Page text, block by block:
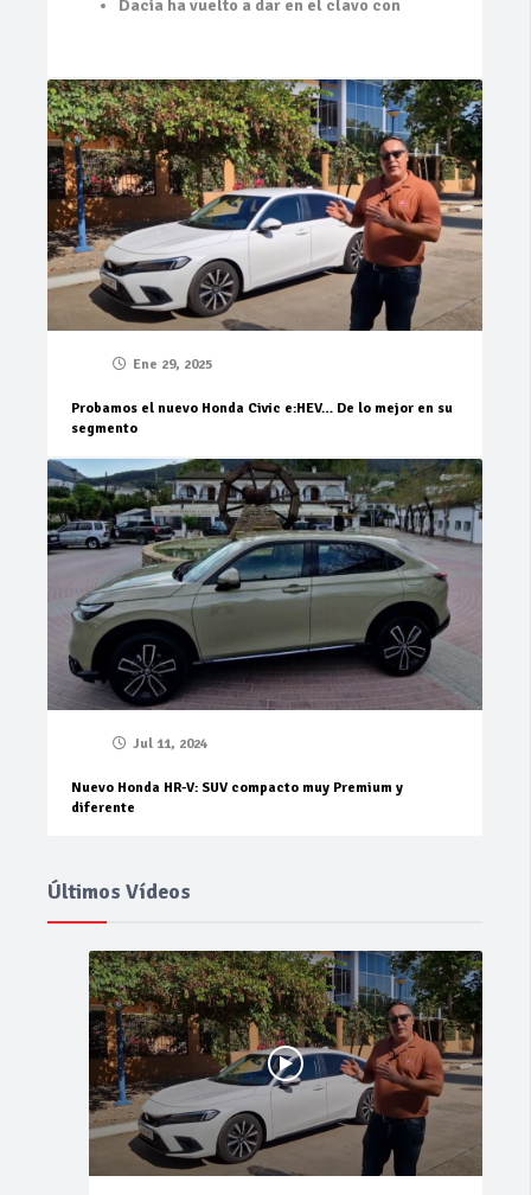
Dacia ha vuelto a dar en el clavo con
Ene 29, 2025
Probamos el nuevo Honda Civic e:HEV… De lo mejor en su
segmento
Jul 11, 2024
Nuevo Honda HR-V: SUV compacto muy Premium y
diferente
Últimos Vídeos